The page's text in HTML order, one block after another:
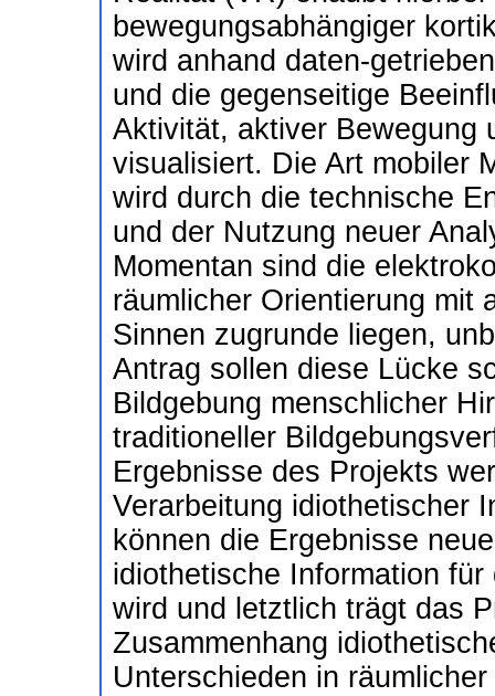
bewegungsabhängiger
wird anhand daten-
und die gegenseitige
Aktivität, aktiver Bewegung
visualisiert. Die Art mobiler
wird durch die technische
und der Nutzung neuer
Momentan sind die
räumlicher Orientierung mit
Sinnen zugrunde liegen,
Antrag sollen diese Lücke
Bildgebung menschlicher
traditioneller
Ergebnisse des Projekts
Verarbeitung idiothetischer
können die Ergebnisse
idiothetische Information
wird und letztlich trägt das
Zusammenhang
Unterschieden in